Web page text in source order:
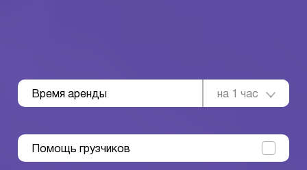
Время аренды на 1 час
Помощь грузчиков